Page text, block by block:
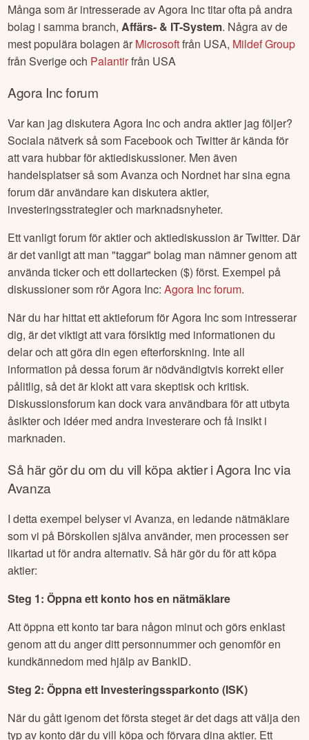
Många som är intresserade avAgora Inctitar ofta på andra
bolag i samma branch, Affärs- & IT-System. Några av de
mest populära bolagen är Microsoftfrån USA, Mildef Group
frånSverigeoch Palantirfrån USA
Agora Incforum
Var kan jag diskuteraAgora Incoch andra aktier jag följer?
Sociala nätverk så som Facebook och Twitter är kända för
att vara hubbar för aktiediskussioner. Men även
handelsplatser så som Avanza och Nordnet har sina egna
forum där användare kan diskutera aktier,
investeringsstrategier och marknadsnyheter.
Ett vanligt forum för aktier och aktiediskussion är Twitter. Där
är det vanligt att man "taggar" bolag man nämner genom att
använda ticker och ett dollartecken ($) först. Exempel på
diskussioner som rörAgora Inc:Agora Incforum.
När du har hittat ett aktieforum förAgora Incsom intresserar
dig, är det viktigt att vara försiktig med informationen du
delar och att göra din egen efterforskning. Inte all
information på dessa forum är nödvändigtvis korrekt eller
pålitlig, så det är klokt att vara skeptisk och kritisk.
Diskussionsforum kan dock vara användbara för att utbyta
åsikter och idéer med andra investerare och få insikt i
marknaden.
Så här gör du om du vill köpa aktier iAgora Incvia
Avanza
I detta exempel belyser vi Avanza, en ledande nätmäklare
som vi på Börskollen själva använder, men processen ser
likartad ut för andra alternativ. Så här gör du för att köpa
aktier:
Steg 1: Öppna ett konto hos en nätmäklare
Att öppna ett konto tar bara någon minut och görs enklast
genom att du anger ditt personnummer och genomför en
kundkännedom med hjälp av BankID.
Steg 2: Öppna ett Investeringssparkonto (ISK)
När du gått igenom det första steget är det dags att välja den
typ av konto där du vill köpa och förvara dina aktier. Ett